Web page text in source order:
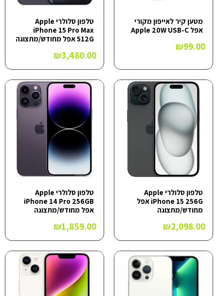
מטען קיר לאייפון מקורי
אפל Apple 20W USB-C
₪99.00
טלפון סלולרי Apple
iPhone 15 Pro Max
512G אפל מחודש/מתצוגה
₪3,480.00
טלפון סלולרי Apple
iPhone 15 256G אפל
מחודש/מתצוגה
₪2,098.00
טלפון סלולרי Apple
iPhone 14 Pro 256GB
אפל מחודש/מתצוגה
₪1,859.00